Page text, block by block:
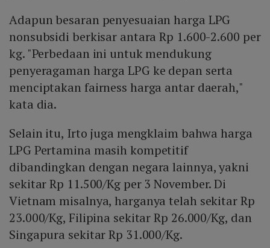
Adapun besaran penyesuaian harga LPG
nonsubsidi berkisar antara Rp 1.600-2.600 per
kg. "Perbedaan ini untuk mendukung
penyeragaman harga LPG ke depan serta
menciptakan fairness harga antar daerah,"
kata dia.
Selain itu, Irto juga mengklaim bahwa harga
LPG Pertamina masih kompetitif
dibandingkan dengan negara lainnya, yakni
sekitar Rp 11.500/Kg per 3 November. Di
Vietnam misalnya, harganya telah sekitar Rp
23.000/Kg, Filipina sekitar Rp 26.000/Kg, dan
Singapura sekitar Rp 31.000/Kg.